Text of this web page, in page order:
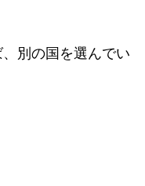
別の国を選んでい